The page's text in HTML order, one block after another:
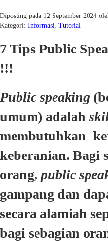
Diposting pada 12 September 2024
Kategori: Informasi Tutorial
7 Tips Public
!!!
Public speaking
umum) adalah
membutuhkan
keberanian. Bagi
orang, public
gampang dan
secara alamiah
bagi sebagian